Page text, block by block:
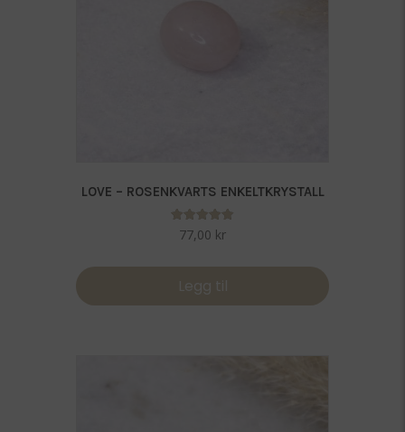
LOVE – ROSENKVARTS ENKELTKRYSTALL
Vurdert
5.00
77,00 kr
Legg til